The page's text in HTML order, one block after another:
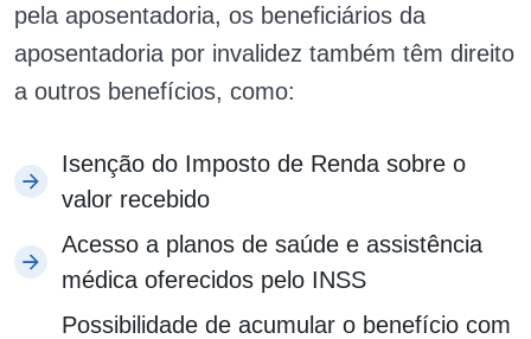
pela aposentadoria, os beneficiários da
aposentadoria por invalidez também têm direito
a outros benefícios, como:
Isenção do Imposto de Renda sobre o
valor recebido
Acesso a planos de saúde e assistência
médica oferecidos pelo INSS
Possibilidade de acumular o benefício com